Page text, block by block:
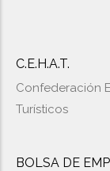
C.E.H.A.T.
Confederación
Turísticos
BOLSA DE